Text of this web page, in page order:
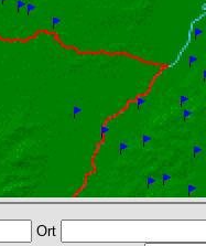
Ort